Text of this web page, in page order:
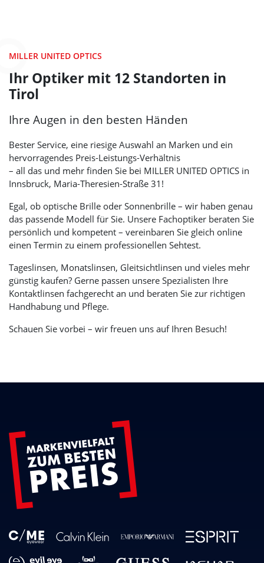
MILLER UNITED OPTICS
Ihr Optiker mit 12 Standorten in
Tirol
Ihre Augen in den besten Händen
Bester Service, eine riesige Auswahl an Marken und ein
hervorragendes Preis-Leistungs-Verhältnis
– all das und mehr finden Sie bei MILLER UNITED OPTICS in
Innsbruck, Maria-Theresien-Straße 31!
Egal, ob optische Brille oder Sonnenbrille – wir haben genau
das passende Modell für Sie. Unsere Fachoptiker beraten Sie
persönlich und kompetent – vereinbaren Sie gleich online
einen Termin zu einem professionellen Sehtest.
Tageslinsen, Monatslinsen, Gleitsichtlinsen und vieles mehr
günstig kaufen? Gerne passen unsere Spezialisten Ihre
Kontaktlinsen fachgerecht an und beraten Sie zur richtigen
Handhabung und Pflege.
Schauen Sie vorbei – wir freuen uns auf Ihren Besuch!